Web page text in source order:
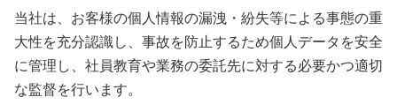
当社は、お客様の個人情報の漏洩・紛失等による事態の重
大性を充分認識し、事故を防止するため個人データを安全
に管理し、社員教育や業務の委託先に対する必要かつ適切
な監督を行います。